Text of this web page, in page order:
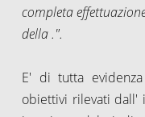
completa
della .".
E' di tutta
obiettivi rilevati dall'